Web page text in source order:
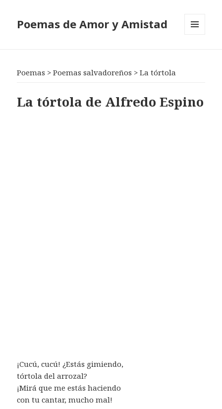
Poemas de Amor y Amistad
Poemas >Poemas salvadoreños >La tórtola
La tórtola de Alfredo Espino
¡Cucú, cucú! ¿Estás gimiendo,
tórtola del arrozal?
¡Mirá que me estás haciendo
con tu cantar, mucho mal!